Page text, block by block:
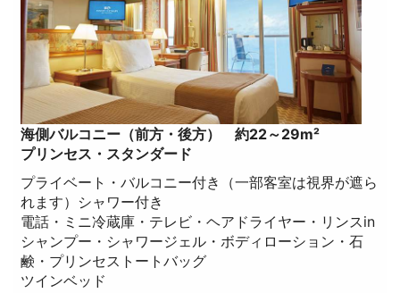
海側バルコニー（前方・後方） 約22～29m²
プリンセス・スタンダード
プライベート・バルコニー付き（一部客室は視界が遮ら
れます）シャワー付き
電話・ミニ冷蔵庫・テレビ・ヘアドライヤー・リンスin
シャンプー・シャワージェル・ボディローション・石
鹸・プリンセストートバッグ
ツインベッド